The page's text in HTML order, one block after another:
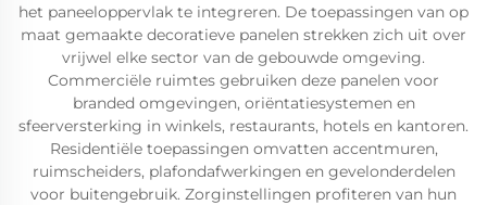
het paneeloppervlak te integreren. De toepassingen van op
maat gemaakte decoratieve panelen strekken zich uit over
vrijwel elke sector van de gebouwde omgeving.
Commerciële ruimtes gebruiken deze panelen voor
branded omgevingen, oriëntatiesystemen en
sfeerversterking in winkels, restaurants, hotels en kantoren.
Residentiële toepassingen omvatten accentmuren,
ruimscheiders, plafondafwerkingen en gevelonderdelen
voor buitengebruik. Zorginstellingen profiteren van hun